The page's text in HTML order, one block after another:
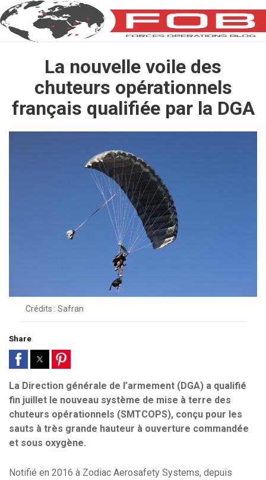
La nouvelle voile des
chuteurs opérationnels
français qualifiée par la DGA
Crédits : Safran
Share
La Direction générale de l’armement (DGA) a qualifié
fin juillet le nouveau système de mise à terre des
chuteurs opérationnels (SMTCOPS), conçu pour les
sauts à très grande hauteur à ouverture commandée
et sous oxygène.
Notifié en 2016 à Zodiac Aerosafety Systems, depuis